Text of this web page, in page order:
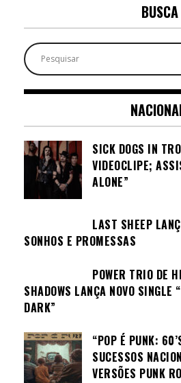
BUSCA
SICK DOGS IN
VIDEOCLIPE;
ALONE”
LAST SHEEP
SONHOS E PROMESSAS
POWER TRIO DE
SHADOWS LANÇA NOVO SINGLE
DARK”
“POP É PUNK:
SUCESSOS
VERSÕES PUNK